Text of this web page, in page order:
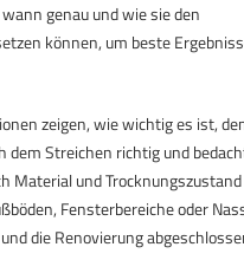
genau und wie sie den
können, um beste
zeigen, wie wichtig es ist,
dem Streichen richtig und
Material und
Fensterbereiche oder
die Renovierung